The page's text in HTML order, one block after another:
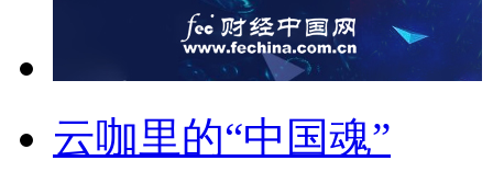
云咖里的“中国魂”